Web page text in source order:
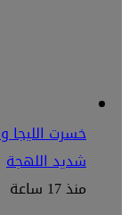
خسرت الليجا
شديد اللهجة
منذ 17 ساعة